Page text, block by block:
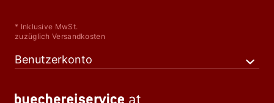
* Inklusive MwSt.
zuzüglich Versandkosten
Benutzerkonto